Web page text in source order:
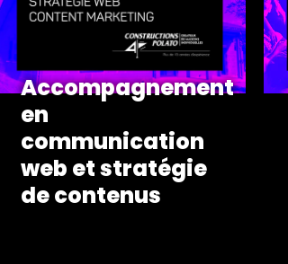
Accompagnement
en
communication
web et stratégie
de contenus